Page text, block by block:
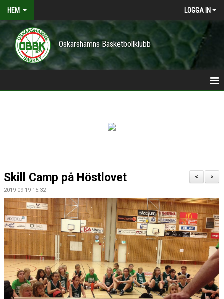
HEM LOGGA IN
Oskarshamns Basketbollklubb
VÅRA LAG/TRÄNARE
KONTAKT
KALENDER
MATCHER
MEDLEMSSKAP
HJÄLPFOND
>
<
Skill Camp på Höstlovet
2019-09-19 15:32